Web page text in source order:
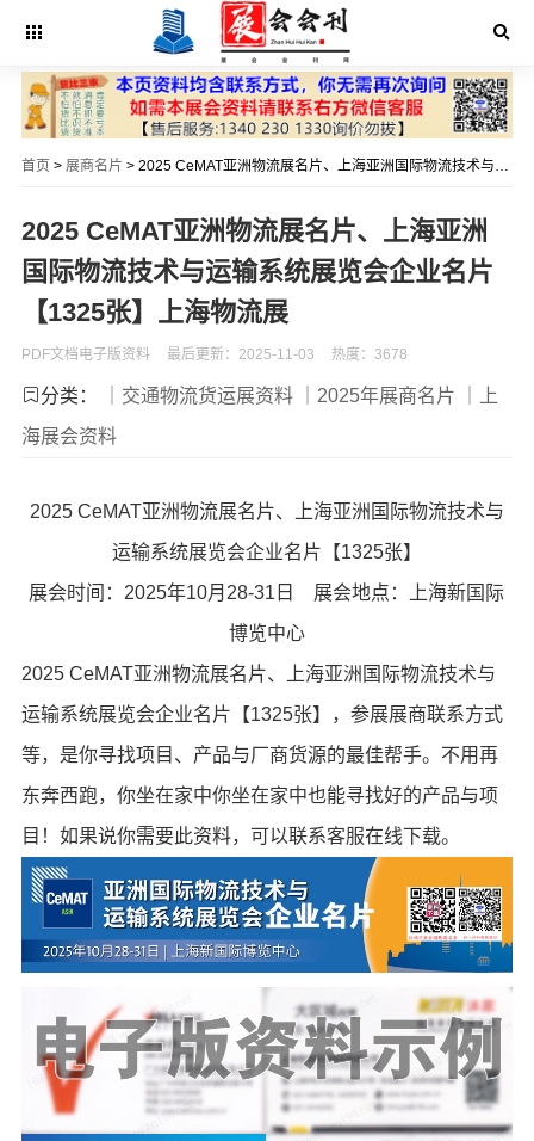
首页 > 展商名片 > 2025 CeMAT亚洲物流展名片、上海亚洲国际物流技术与运输系统展览会企业名片【1325张】上海物流展
2025 CeMAT亚洲物流展名片、上海亚洲
国际物流技术与运输系统展览会企业名片
【1325张】上海物流展
PDF文档电子版资料 最后更新：2025-11-03 热度：3678
分类： ｜交通物流货运展资料 ｜2025年展商名片
｜上
海展会资料
2025 CeMAT亚洲物流展名片、上海亚洲国际物流技术与
运输系统展览会企业名片【1325张】
展会时间：2025年10月28-31日 展会地点：上海新国际
博览中心
2025 CeMAT亚洲物流展名片、上海亚洲国际物流技术与
运输系统展览会企业名片【1325张】，参展展商联系方式
等，是你寻找项目、产品与厂商货源的最佳帮手。不用再
东奔西跑，你坐在家中你坐在家中也能寻找好的产品与项
目！如果说你需要此资料，可以联系客服在线下载。